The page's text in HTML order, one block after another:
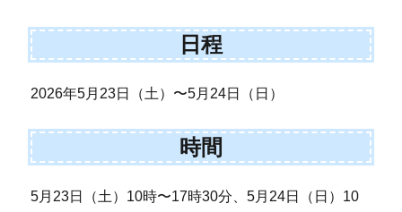
日程
2026年5月23日（土）〜5月24日（日）
時間
5月23日（土）10時〜17時30分、5月24日（日）10